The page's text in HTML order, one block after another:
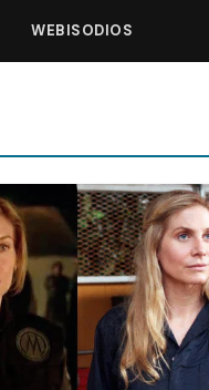
WEBISODIOS